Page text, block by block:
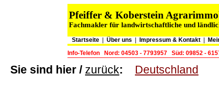
Pfeiffer & Koberstein
Fachmakler für landwirtschaftliche und
Startseite Über uns Impressum & Kontakt
Info-Telefon
Nord: 04503 - 7793957 Süd: 09852 -
Sie sind hier / zurück: Deutschland